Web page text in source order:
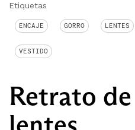
Etiquetas
ENCAJE GORRO LENTES
VESTIDO
Retrato